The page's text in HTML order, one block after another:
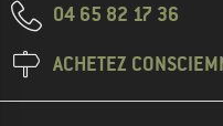
04 65 82 17 36
ACHETEZ